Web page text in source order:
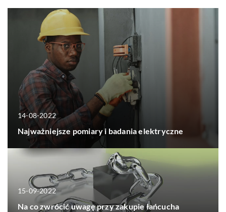
14-08-2022
Najważniejsze pomiary i badania elektryczne
15-09-2022
Na co zwrócić uwagę przy zakupie łańcucha